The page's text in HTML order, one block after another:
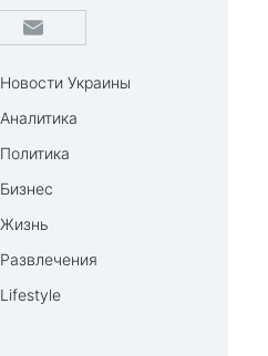
Новости Украины
Аналитика
Политика
Бизнес
Жизнь
Развлечения
Lifestyle